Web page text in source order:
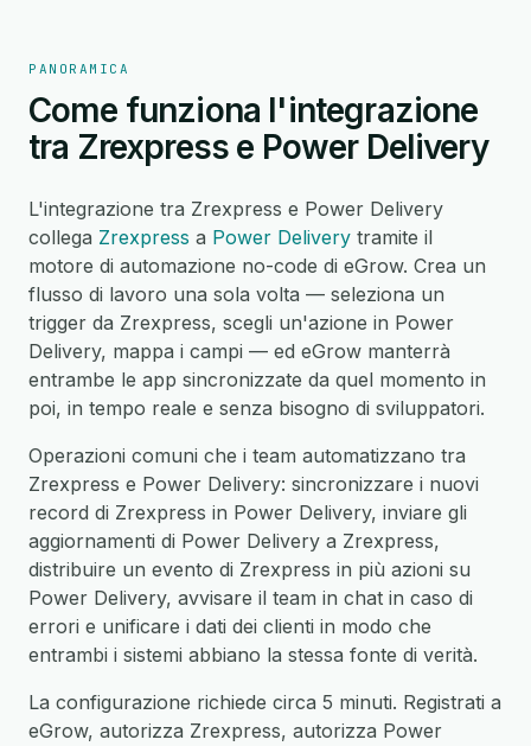
PANORAMICA
Come funziona l'integrazione
tra Zrexpress e Power Delivery
L'integrazione tra Zrexpress e Power Delivery
collega Zrexpress a Power Delivery tramite il
motore di automazione no-code di eGrow. Crea un
flusso di lavoro una sola volta — seleziona un
trigger da Zrexpress, scegli un'azione in Power
Delivery, mappa i campi — ed eGrow manterrà
entrambe le app sincronizzate da quel momento in
poi, in tempo reale e senza bisogno di sviluppatori.
Operazioni comuni che i team automatizzano tra
Zrexpress e Power Delivery: sincronizzare i nuovi
record di Zrexpress in Power Delivery, inviare gli
aggiornamenti di Power Delivery a Zrexpress,
distribuire un evento di Zrexpress in più azioni su
Power Delivery, avvisare il team in chat in caso di
errori e unificare i dati dei clienti in modo che
entrambi i sistemi abbiano la stessa fonte di verità.
La configurazione richiede circa 5 minuti. Registrati a
eGrow, autorizza Zrexpress, autorizza Power